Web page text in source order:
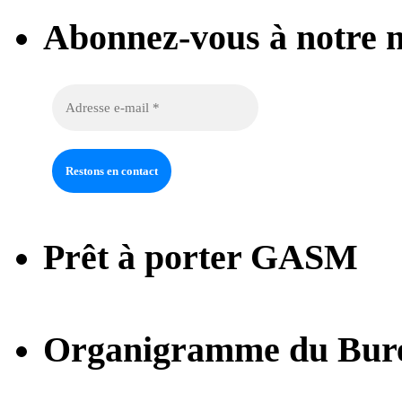
Abonnez-vous à notre
Prêt à porter GASM
Organigramme du